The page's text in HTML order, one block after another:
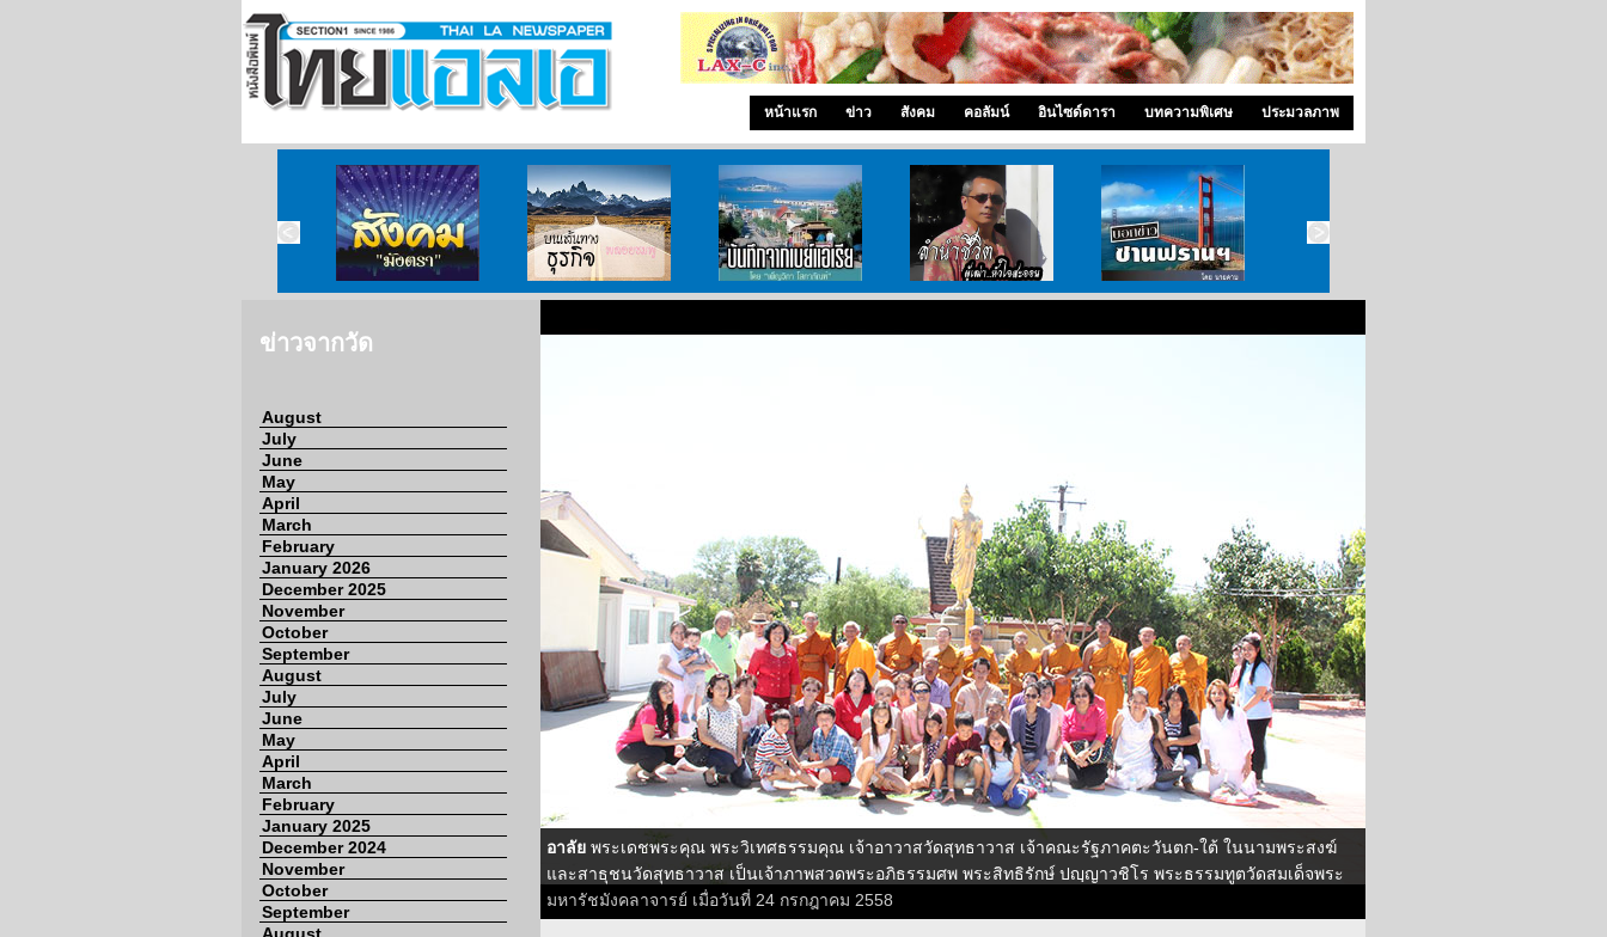
หน้าแรก ข่าว สังคม คอลัมน์ อินไซด์ดารา บทความพิเศษ ประมวลภาพ
สังคมมังตรา บนเส้นทางธุรกิจ บันทึกจากเบย์เอเรีย ลำนำ..ชีวิต บอกข่าว ซานฟราน ท่องไปใน San Francisco
ข่าวจากวัด
August
July
June
May
April
March
February
January 2026
December 2025
November
October
September
August
July
June
May
April
March
February
January 2025
December 2024
November
October
September
อาลัย พระเดชพระคุณ พระวิเทศธรรมคุณ เจ้าอาวาสวัดสุทธาวาส เจ้าคณะรัฐภาคตะวันตก-ใต้ ในนามพระสงฆ์
และสาธุชนวัดสุทธาวาส เป็นเจ้าภาพสวดพระอภิธรรมศพ พระสิทธิรักษ์ ปญฺญาวชิโร พระธรรมทูตวัดสมเด็จพระ
มหารัชมังคลาจารย์ เมื่อวันที่ 24 กรกฎาคม 2558